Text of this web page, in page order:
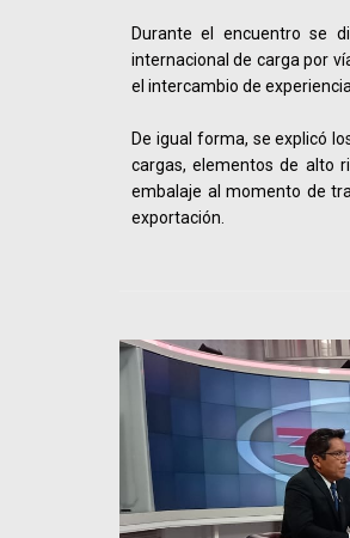
Durante el encuentro se
internacional de carga por
el intercambio de
De igual forma, se explicó
cargas, elementos de alto
embalaje al momento de
exportación.